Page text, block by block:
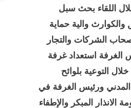
اللقاء بحث سبل
والكوارث والية حماية
الشركات والتجار
الغرفة استعداد غرفة
التوعية بلوائح
المدني ورئيس الغرفة في
المبكر والإطفاء